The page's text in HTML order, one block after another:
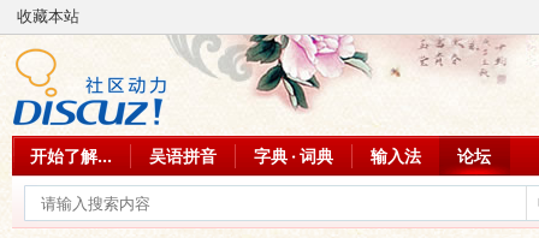
收藏本站
开始了解... 吴语拼音 字典 · 词典 输入法 论坛